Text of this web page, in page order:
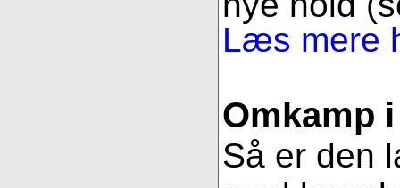
Læs mere
Omkamp
Så er den